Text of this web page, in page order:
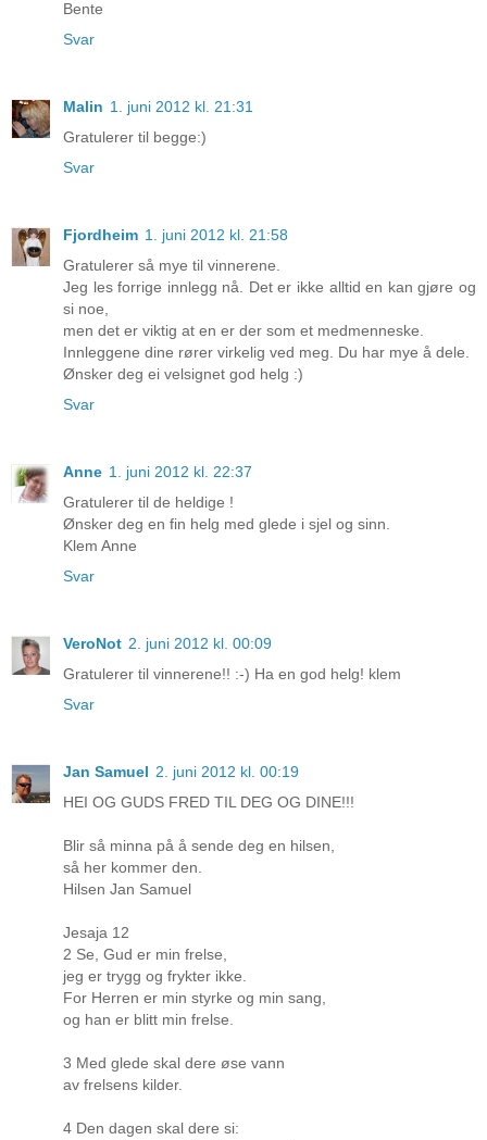
Bente
Svar
Malin 1. juni 2012 kl. 21:31
Gratulerer til begge:)
Svar
Fjordheim 1. juni 2012 kl. 21:58
Gratulerer så mye til vinnerene.
Jeg les forrige innlegg nå. Det er ikke alltid en kan gjøre og
si noe,
men det er viktig at en er der som et medmenneske.
Innleggene dine rører virkelig ved meg. Du har mye å dele.
Ønsker deg ei velsignet god helg :)
Svar
Anne 1. juni 2012 kl. 22:37
Gratulerer til de heldige !
Ønsker deg en fin helg med glede i sjel og sinn.
Klem Anne
Svar
VeroNot 2. juni 2012 kl. 00:09
Gratulerer til vinnerene!! :-) Ha en god helg! klem
Svar
Jan Samuel 2. juni 2012 kl. 00:19
HEI OG GUDS FRED TIL DEG OG DINE!!!
Blir så minna på å sende deg en hilsen,
så her kommer den.
Hilsen Jan Samuel
Jesaja 12
2 Se, Gud er min frelse,
jeg er trygg og frykter ikke.
For Herren er min styrke og min sang,
og han er blitt min frelse.
3 Med glede skal dere øse vann
av frelsens kilder.
4 Den dagen skal dere si: